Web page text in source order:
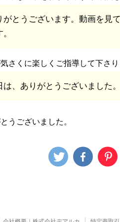
がとうございます。動画を見
さくに楽しくご指導して下さ
は、ありがとうございました。
うございました。